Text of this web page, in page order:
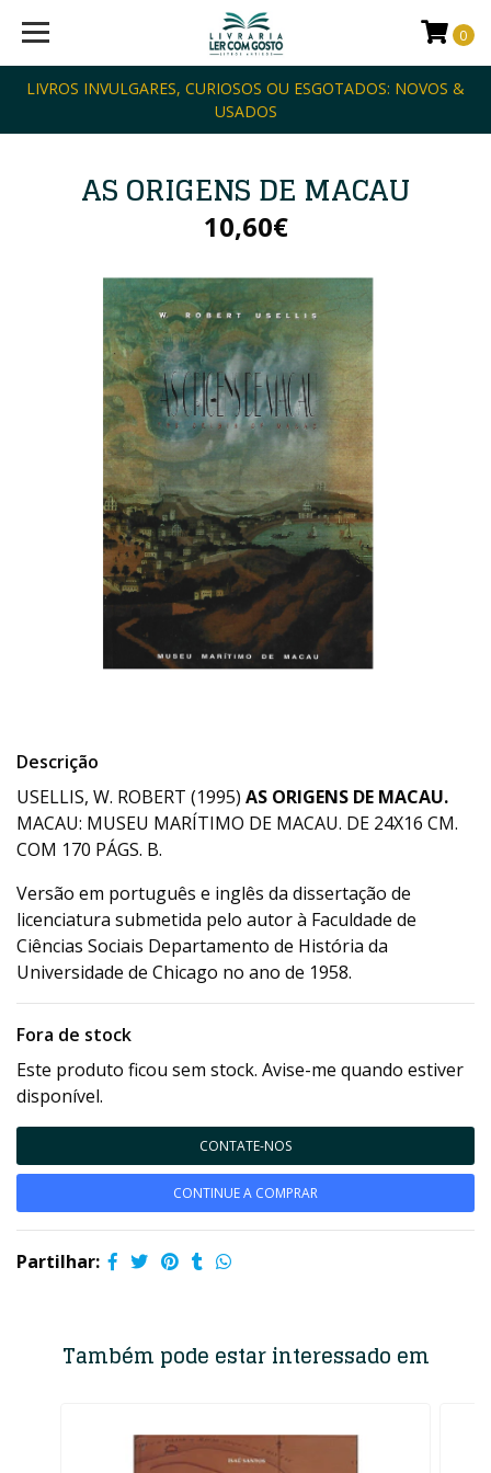
LIVROS INVULGARES, CURIOSOS OU ESGOTADOS: NOVOS &
USADOS
0
AS ORIGENS DE MACAU
10,60€
Descrição
USELLIS, W. ROBERT (1995) AS ORIGENS DE MACAU.
MACAU: MUSEU MARÍTIMO DE MACAU. DE 24X16 CM.
COM 170 PÁGS. B.
Versão em português e inglês da dissertação de
licenciatura submetida pelo autor à Faculdade de
Ciências Sociais Departamento de História da
Universidade de Chicago no ano de 1958.
Fora de stock
Este produto ficou sem stock. Avise-me quando estiver
disponível.
CONTATE-NOS
CONTINUE A COMPRAR
Partilhar:
Também pode estar interessado em